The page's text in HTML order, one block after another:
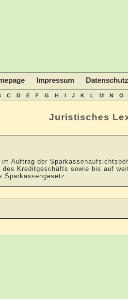
Juristisches
Impressum Datenschutz
C D E F G H I J K L M N O
Auftrag der
Kreditgeschäfts sowie bis auf
Sparkassengesetz.